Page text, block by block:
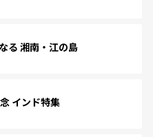
る 湘南・江の島
インド特集